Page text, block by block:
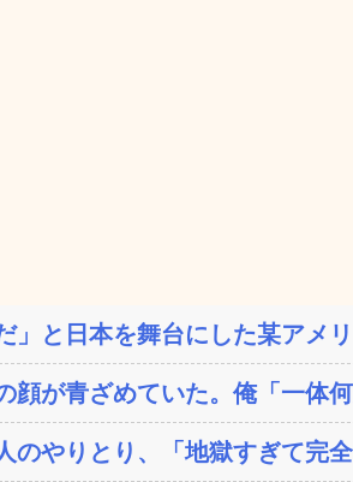
」と日本を舞台にした某アメ
顔が青ざめていた。俺「一体
のやりとり、「地獄すぎて完